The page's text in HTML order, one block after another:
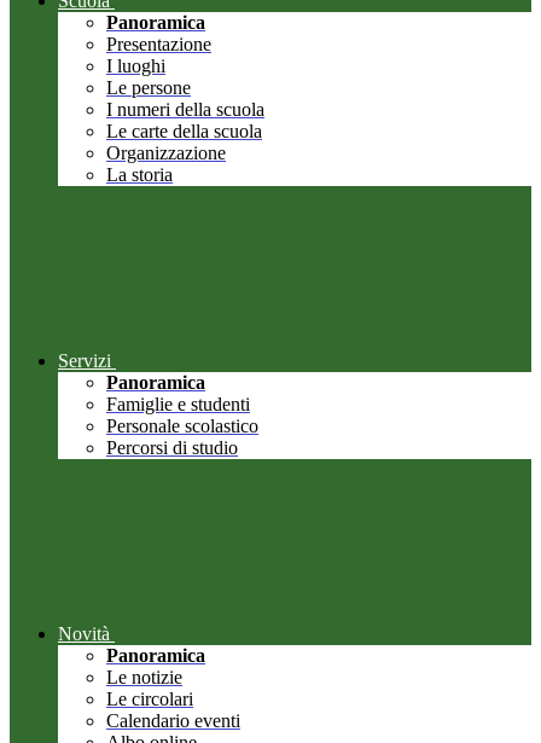
Panoramica
Presentazione
I luoghi
Le persone
I numeri della scuola
Le carte della scuola
Organizzazione
La storia
Servizi
Panoramica
Famiglie e studenti
Personale scolastico
Percorsi di studio
Novità
Panoramica
Le notizie
Le circolari
Calendario eventi